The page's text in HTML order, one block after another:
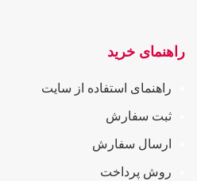
راهنمای خرید
راهنمای استفاده از سایت
ثبت سفارش
ارسال سفارش
روش پرداخت